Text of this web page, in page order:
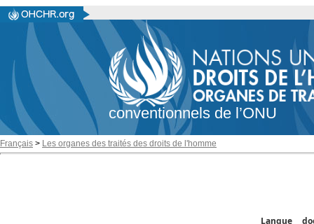
conventionnels de l’ONU
Français > Les organes des traités des droits de l'homme
Langue